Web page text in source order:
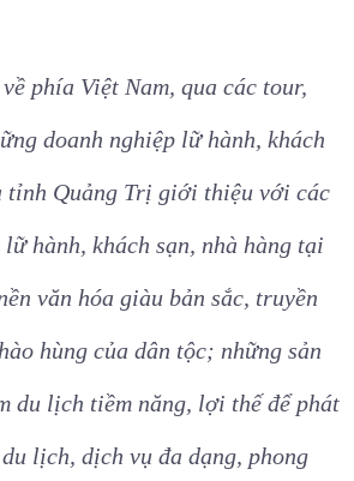
1957 và hoàn thành năm 1968,
chiến sĩ Lào. Tên gọi này
nghĩa là “Cổng Chiến Thắng”.
gọi khác như đường băng
vật bằng xi măng hay Champs
Đông.